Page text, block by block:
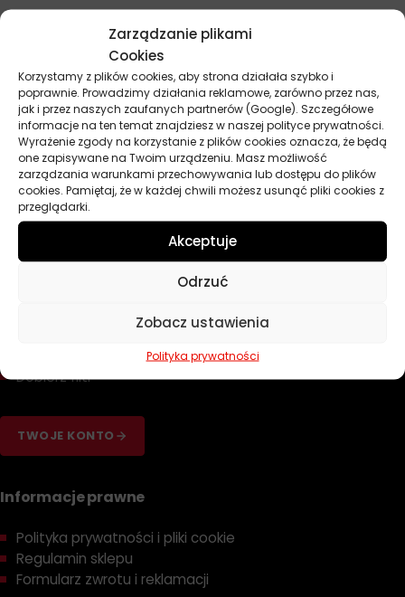
Zarządzanie plikami
Cookies
Korzystamy z plików cookies, aby strona działała szybko i
poprawnie. Prowadzimy działania reklamowe, zarówno przez nas,
jak i przez naszych zaufanych partnerów (Google). Szczegółowe
informacje na ten temat znajdziesz w naszej polityce prywatności.
Wyrażenie zgody na korzystanie z plików cookies oznacza, że będą
one zapisywane na Twoim urządzeniu. Masz możliwość
zarządzania warunkami przechowywania lub dostępu do plików
cookies. Pamiętaj, że w każdej chwili możesz usunąć pliki cookies z
przeglądarki.
Akceptuje
Odrzuć
Zobacz ustawienia
Polityka prywatności
Przydatne linki
Oleje
Chemia
Akcesoria
Dobierz filtr
TWOJE KONTO
Informacje prawne
Polityka prywatności i pliki cookie
Regulamin sklepu
Formularz zwrotu i reklamacji